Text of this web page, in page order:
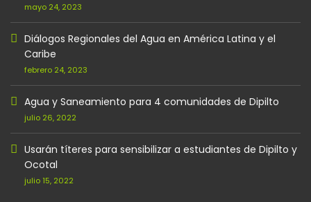
mayo 24, 2023
Diálogos Regionales del Agua en América Latina y el
Caribe
febrero 24, 2023
Agua y Saneamiento para 4 comunidades de Dipilto
julio 26, 2022
Usarán títeres para sensibilizar a estudiantes de Dipilto y
Ocotal
julio 15, 2022